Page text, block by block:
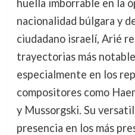
huella imborrable en la
nacionalidad búlgara y
ciudadano israelí, Arié
trayectorias más
especialmente en los
compositores como
y Mussorgski. Su
presencia en los más